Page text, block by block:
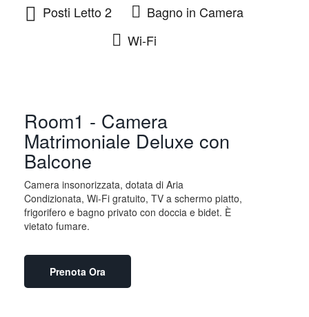
Posti Letto 2
Bagno in Camera
Wi-Fi
Room1 - Camera
Matrimoniale Deluxe con
Balcone
Camera insonorizzata, dotata di Aria
Condizionata, Wi-Fi gratuito, TV a schermo piatto,
frigorifero e bagno privato con doccia e bidet. È
vietato fumare.
Prenota Ora